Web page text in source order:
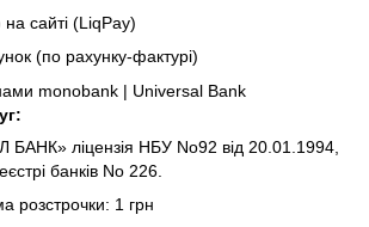
сайті (LiqPay)
(по рахунку-фактурі)
monobank | Universal Bank
ліцензія НБУ No92 від 20.01.1994,
банків No 226.
розстрочки: 1 грн